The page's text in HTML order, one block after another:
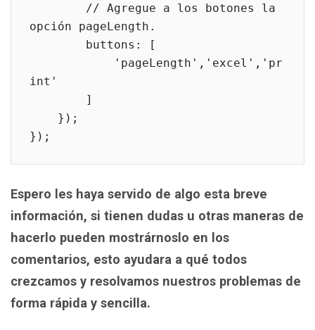
opción pageLength.
int'
});
Espero les haya servido de algo esta breve
información, si tienen dudas u otras maneras de
hacerlo pueden mostrárnoslo en los
comentarios, esto ayudara a qué todos
crezcamos y resolvamos nuestros problemas de
forma rápida y sencilla.